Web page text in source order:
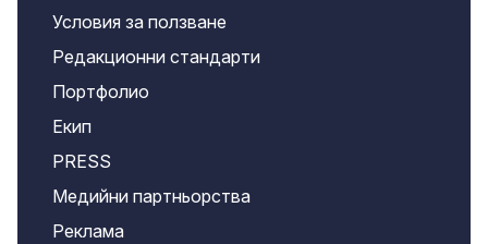
Условия за ползване
Редакционни стандарти
Портфолио
Екип
PRESS
Медийни партньорства
Реклама